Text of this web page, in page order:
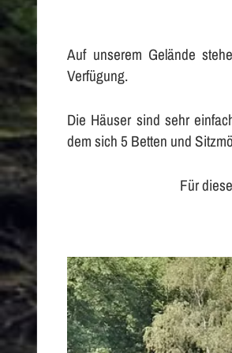
Auf unserem Gelände
Verfügung.
Die Häuser sind sehr
dem sich 5 Betten und
Für